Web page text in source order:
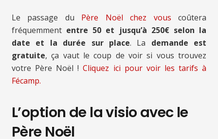
Le passage du Père Noël chez vous coûtera
fréquemment entre 50 et jusqu’à 250€ selon la
date et la durée sur place. La demande est
gratuite, ça vaut le coup de voir si vous trouvez
votre Père Noël !Cliquez ici pour voir les tarifs à
Fécamp.
L’option de la visio avec le
Père Noël